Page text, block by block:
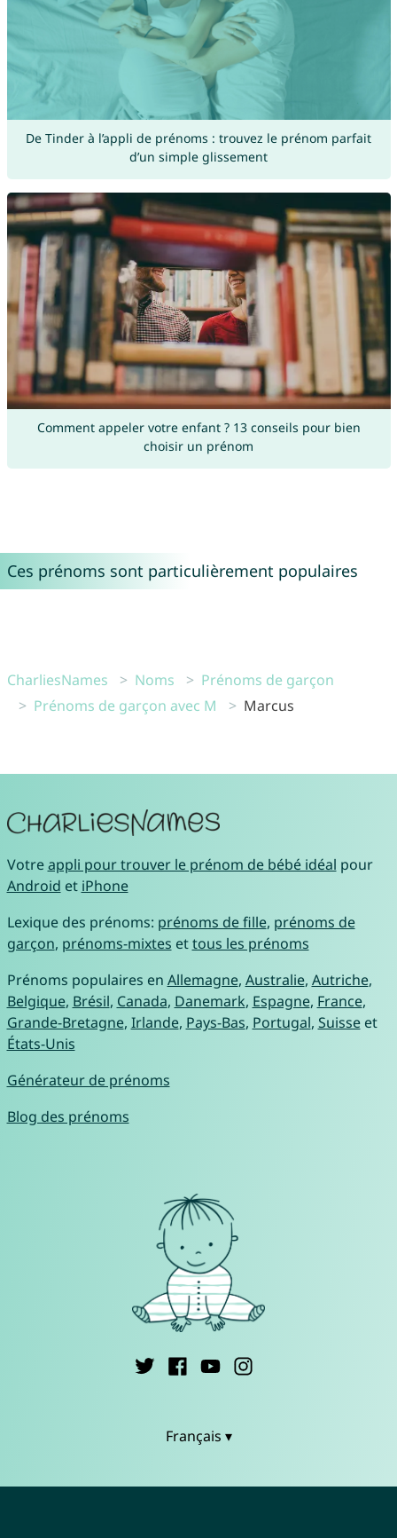
De Tinder à l’appli de prénoms : trouvez le prénom parfait
d’un simple glissement
Comment appeler votre enfant ? 13 conseils pour bien
choisir un prénom
Ces prénoms sont particulièrement populaires
CharliesNames Noms
Prénoms de garçon
Prénoms de garçon avec M
Marcus
Votreappli pour trouver le prénom de bébé idéal pour
Android et iPhone
Lexique des prénoms: prénoms de fille, prénoms de
garçon, prénoms-mixtes ettous les prénoms
Prénoms populaires en Allemagne, Australie, Autriche,
Belgique, Brésil, Canada, Danemark, Espagne, France,
Grande-Bretagne, Irlande, Pays-Bas, Portugal, Suisseet
États-Unis
Générateur de prénoms
Blog des prénoms
Français ▾